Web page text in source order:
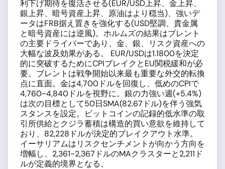
利下げ期待を復活させる(EUR/USD上昇、金上昇、
銀上昇、暗号資産上昇、原油はより穏当)、強いデ
ータはFRB据え置きを強化する(USD堅調、貴金属
と暗号資産には逆風)。ホルムズの結果はブレント
の主要ドライバーであり、金、銀、リスク資産への
大幅な波及効果がある。 EUR/USDは1.1800を決定
的に突破するためにCPIブレイクとEU関税緩和が必
要。ブレントは戦争開始以来最も重要な外交的転換
点に直面。金は4,700ドルを回復し、低めのCPIで
4,760~4,840ドルを視野に。銀の力強い週(+5.4%)
は次の目標として50日SMA(82.67ドル)を伴う強気
スタンスを設定。ビットコインの記録的低水準の取
引所供給とクジラ蓄積は構造的買い意欲を維持して
おり、82,228ドルが決定的ブレイクアウト水準。
イーサリアムはリスクセンチメントが向かう方向を
増幅し、2,361~2,367ドルのMAクラスターと2,211ド
ルが定義的境界となる。